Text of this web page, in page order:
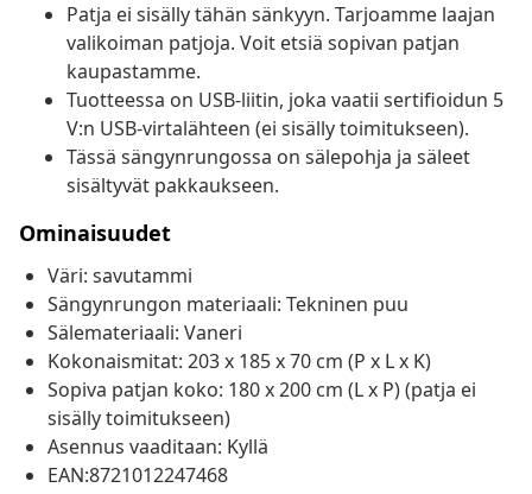
Patja ei sisälly tähän sänkyyn. Tarjoamme laajan
valikoiman patjoja. Voit etsiä sopivan patjan
kaupastamme.
Tuotteessa on USB-liitin, joka vaatii sertifioidun 5
V:n USB-virtalähteen (ei sisälly toimitukseen).
Tässä sängynrungossa on sälepohja ja säleet
sisältyvät pakkaukseen.
Ominaisuudet
Väri: savutammi
Sängynrungon materiaali: Tekninen puu
Sälemateriaali: Vaneri
Kokonaismitat: 203 x 185 x 70 cm (P x L x K)
Sopiva patjan koko: 180 x 200 cm (L x P) (patja ei
sisälly toimitukseen)
Asennus vaaditaan: Kyllä
EAN:8721012247468